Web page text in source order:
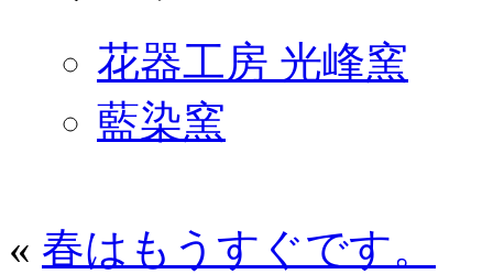
花器工房 光峰窯
藍染窯
« 春はもうすぐです。